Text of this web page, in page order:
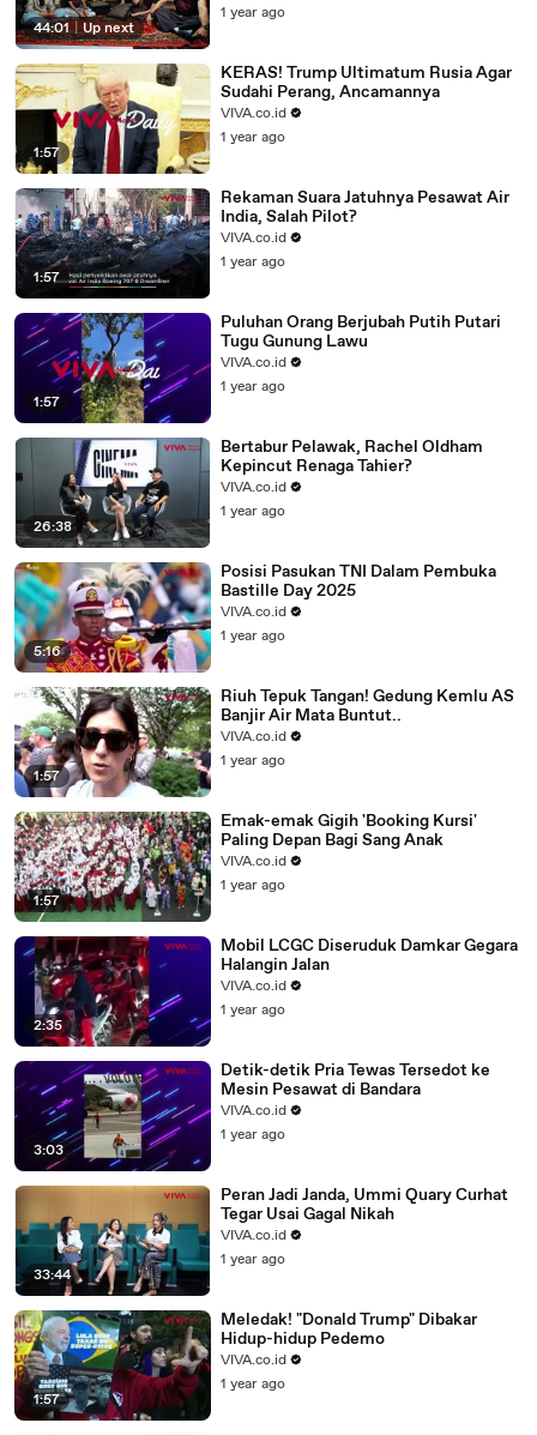
44:01 | Up next
1 year ago
1:57
KERAS! Trump Ultimatum Rusia Agar
Sudahi Perang, Ancamannya
VIVA.co.id
1 year ago
1:57
Rekaman Suara Jatuhnya Pesawat Air
India, Salah Pilot?
VIVA.co.id
1 year ago
1:57
Puluhan Orang Berjubah Putih Putari
Tugu Gunung Lawu
VIVA.co.id
1 year ago
26:38
Bertabur Pelawak, Rachel Oldham
Kepincut Renaga Tahier?
VIVA.co.id
1 year ago
5:16
Posisi Pasukan TNI Dalam Pembuka
Bastille Day 2025
VIVA.co.id
1 year ago
1:57
Riuh Tepuk Tangan! Gedung Kemlu AS
Banjir Air Mata Buntut..
VIVA.co.id
1 year ago
1:57
Emak-emak Gigih 'Booking Kursi'
Paling Depan Bagi Sang Anak
VIVA.co.id
1 year ago
2:35
Mobil LCGC Diseruduk Damkar Gegara
Halangin Jalan
VIVA.co.id
1 year ago
3:03
Detik-detik Pria Tewas Tersedot ke
Mesin Pesawat di Bandara
VIVA.co.id
1 year ago
33:44
Peran Jadi Janda, Ummi Quary Curhat
Tegar Usai Gagal Nikah
VIVA.co.id
1 year ago
1:57
Meledak! "Donald Trump" Dibakar
Hidup-hidup Pedemo
VIVA.co.id
1 year ago